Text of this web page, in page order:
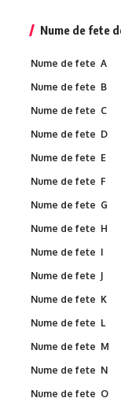
Nume de fete
Nume de fete A
Nume de fete B
Nume de fete C
Nume de fete D
Nume de fete E
Nume de fete F
Nume de fete G
Nume de fete H
Nume de fete I
Nume de fete J
Nume de fete K
Nume de fete L
Nume de fete M
Nume de fete N
Nume de fete O